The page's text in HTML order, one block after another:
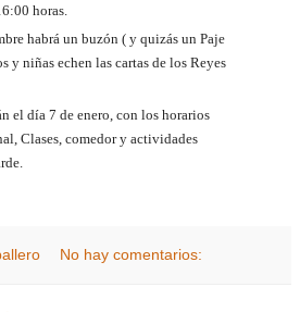
horas.
habrá un buzón ( y quizás un Paje
y niñas echen las cartas de los Reyes
el día 7 de enero, con los horarios
Clases, comedor y actividades
No hay comentarios: